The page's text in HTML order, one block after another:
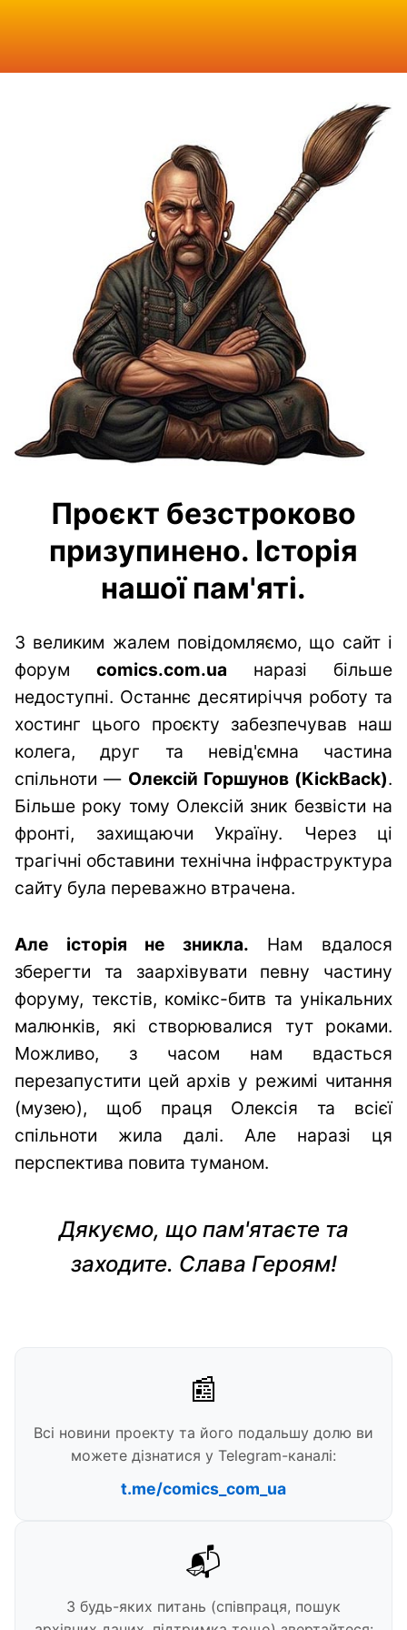
Проєкт безстроково
призупинено. Історія
нашої пам'яті.
З великим жалем повідомляємо, що сайт і
форум comics.com.ua наразі більше
недоступні. Останнє десятиріччя роботу та
хостинг цього проєкту забезпечував наш
колега, друг та невід'ємна частина
спільноти — Олексій Горшунов (KickBack).
Більше року тому Олексій зник безвісти на
фронті, захищаючи Україну. Через ці
трагічні обставини технічна інфраструктура
сайту була переважно втрачена.
Але історія не зникла. Нам вдалося
зберегти та заархівувати певну частину
форуму, текстів, комікс-битв та унікальних
малюнків, які створювалися тут роками.
Можливо, з часом нам вдасться
перезапустити цей архів у режимі читання
(музею), щоб праця Олексія та всієї
спільноти жила далі. Але наразі ця
перспектива повита туманом.
Дякуємо, що пам'ятаєте та
заходите. Слава Героям!
📰
Всі новини проекту та його подальшу долю ви
можете дізнатися у Telegram-каналі:
t.me/comics_com_ua
📬
З будь-яких питань (співпраця, пошук